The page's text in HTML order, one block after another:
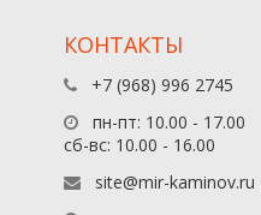
КОНТАКТЫ
+7 (968) 996 2745
пн-пт: 10.00 - 17.00
сб-вс: 10.00 - 16.00
site@mir-kaminov.ru